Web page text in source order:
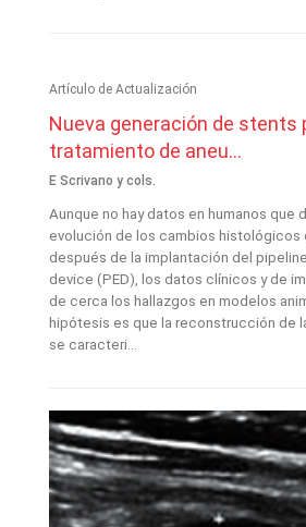
Artículo de Actualización
Nueva generación de stents
tratamiento de aneu...
E Scrivano y cols.
Aunque no hay datos en humanos que
evolución de los cambios histológicos
después de la implantación del
device (PED), los datos clínicos y de
de cerca los hallazgos en modelos
hipótesis es que la reconstrucción de
se caracteri...